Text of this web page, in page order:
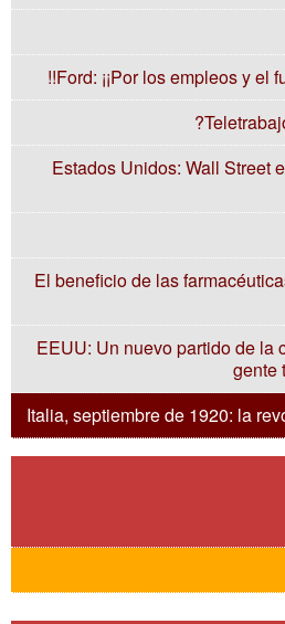
Ford: ¡¡Por los empleos y el
Estados Unidos: Wall Street
El beneficio de las
EEUU: Un nuevo partido de la
gente
Italia, septiembre de 1920: la